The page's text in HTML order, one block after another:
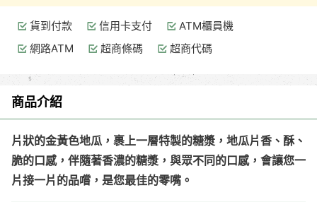
貨到付款 信用卡支付
ATM櫃員機
網路ATM
超商條碼 超商代碼
商品介紹
片狀的金黃色地瓜，裹上一層特製的糖漿，地瓜片香、酥、
脆的口感，伴隨著香濃的糖漿，與眾不同的口感，會讓您一
片接一片的品嚐，是您最佳的零嘴。